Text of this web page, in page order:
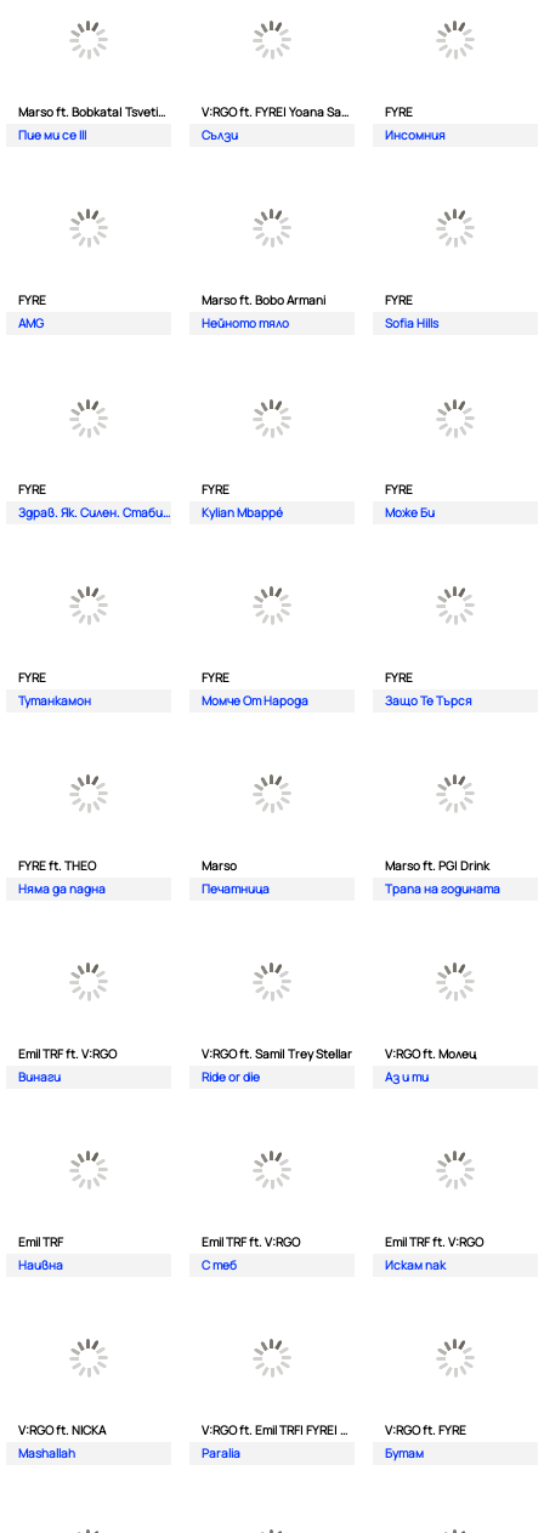
Marso ft. Bobkata| Tsvetina
Пие ми се III
V:RGO ft. FYRE| Yoana Sashova
Сълзи
FYRE
Инсомния
FYRE
AMG
Marso ft. Bobo Armani
Нейното тяло
FYRE
Sofia Hills
FYRE
Здрав. Як. Силен. Стабилен.
FYRE
Kylian Mbappé
FYRE
Може Би
FYRE
Тутанкамон
FYRE
Момче От Народа
FYRE
Защо Те Търся
FYRE ft. THEO
Няма да падна
Marso
Печатница
Marso ft. PG| Drink
Трапа на годината
Emil TRF ft. V:RGO
Винаги
V:RGO ft. Sami| Trey Stellar
Ride or die
V:RGO ft. Молец
Аз и ти
Emil TRF
Наивна
Emil TRF ft. V:RGO
С теб
Emil TRF ft. V:RGO
Искам пак
V:RGO ft. NICKA
Mashallah
V:RGO ft. Emil TRF| FYRE| 2Bona
Paralia
V:RGO ft. FYRE
Бутам